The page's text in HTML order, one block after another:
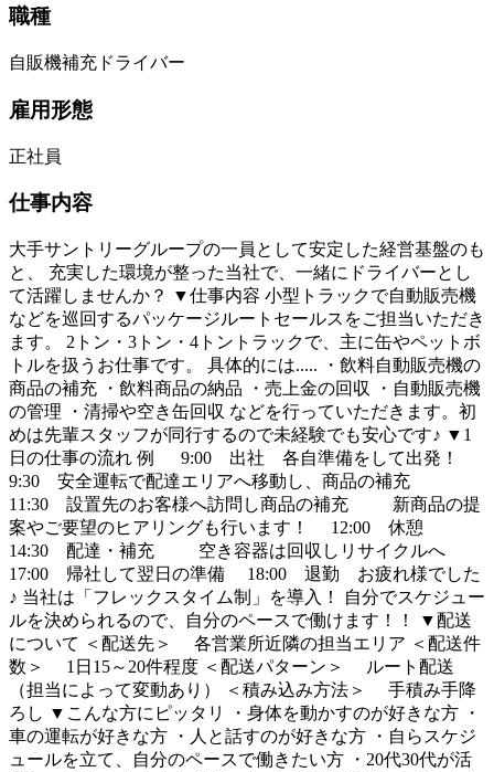
職種
自販機補充ドライバー
雇用形態
正社員
仕事内容
大手サントリーグループの一員として安定した経営基盤のも
と、 充実した環境が整った当社で、一緒にドライバーとし
て活躍しませんか？ ▼仕事内容 小型トラックで自動販売機
などを巡回するパッケージルートセールスをご担当いただき
ます。 2トン・3トン・4トントラックで、主に缶やペットボ
トルを扱うお仕事です。 具体的には..... ・飲料自動販売機の
商品の補充 ・飲料商品の納品 ・売上金の回収 ・自動販売機
の管理 ・清掃や空き缶回収 などを行っていただきます。初
めは先輩スタッフが同行するので未経験でも安心です♪ ▼1
日の仕事の流れ 例 9:00 出社 各自準備をして出発！
9:30 安全運転で配達エリアへ移動し、商品の補充
11:30 設置先のお客様へ訪問し商品の補充 新商品の提
案やご要望のヒアリングも行います！ 12:00 休憩
14:30 配達・補充 空き容器は回収しリサイクルへ
17:00 帰社して翌日の準備 18:00 退勤 お疲れ様でした
♪ 当社は「フレックスタイム制」を導入！ 自分でスケジュー
ルを決められるので、自分のペースで働けます！！ ▼配送
について ＜配送先＞ 各営業所近隣の担当エリア ＜配送件
数＞ 1日15～20件程度 ＜配送パターン＞ ルート配送
（担当によって変動あり） ＜積み込み方法＞ 手積み手降
ろし ▼こんな方にピッタリ ・身体を動かすのが好きな方 ・
車の運転が好きな方 ・人と話すのが好きな方 ・自らスケジ
ュールを立て、自分のペースで働きたい方 ・20代30代が活